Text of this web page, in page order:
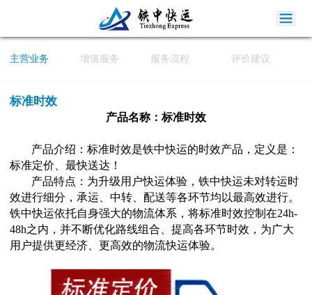
主营业务 增值服务 服务流程 评价建议
标准时效
产品名称：标准时效
产品介绍：标准时效是铁中快运的时效产品，定义是：
标准定价、最快送达！
产品特点：为升级用户快运体验，铁中快运未对转运时
效进行细分，承运、中转、配送等各环节均以最高效进行。
铁中快运依托自身强大的物流体系，将标准时效控制在24h-
48h之内，并不断优化路线组合、提高各环节时效，为广大
用户提供更经济、更高效的物流快运体验。